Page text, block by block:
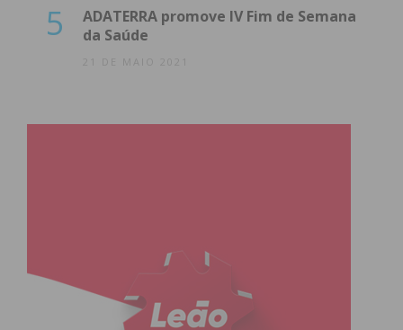
5
ADATERRA promove IV Fim de Semana
da Saúde
21 DE MAIO 2021